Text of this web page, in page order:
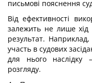
письмові пояснення
Від ефективності
залежить не лише хід
результат.
участь в судових
для нього наслідку
розгляду.